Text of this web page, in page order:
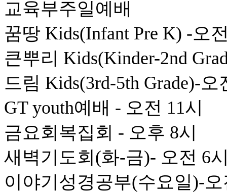
교육부주일예배
꿈땅 Kids(Infant Pre K) -오
큰뿌리 Kids(Kinder-2nd
드림 Kids(3rd-5th Grade)-오
GT youth예배 - 오전 11시
금요회복집회 - 오후 8시
새벽기도회(화-금)- 오전 6
이야기성경공부(수요일)-